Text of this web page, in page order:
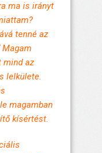
ma is irányt
tenné az
Magam
mind az
lelkülete.
magamban
kísértést.